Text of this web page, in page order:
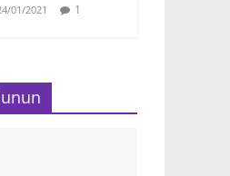
01/2021 1